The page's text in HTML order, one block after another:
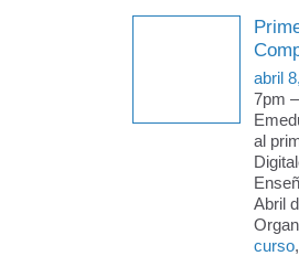
abril
7pm –
al
Abril
curso,